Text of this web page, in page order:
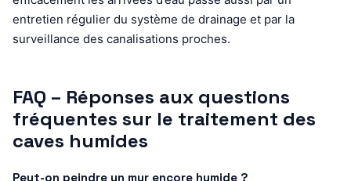
entretien régulier du système de drainage et par la
surveillance des canalisations proches.
FAQ – Réponses aux questions
fréquentes sur le traitement des
caves humides
Peut-on peindre un mur encore humide ?